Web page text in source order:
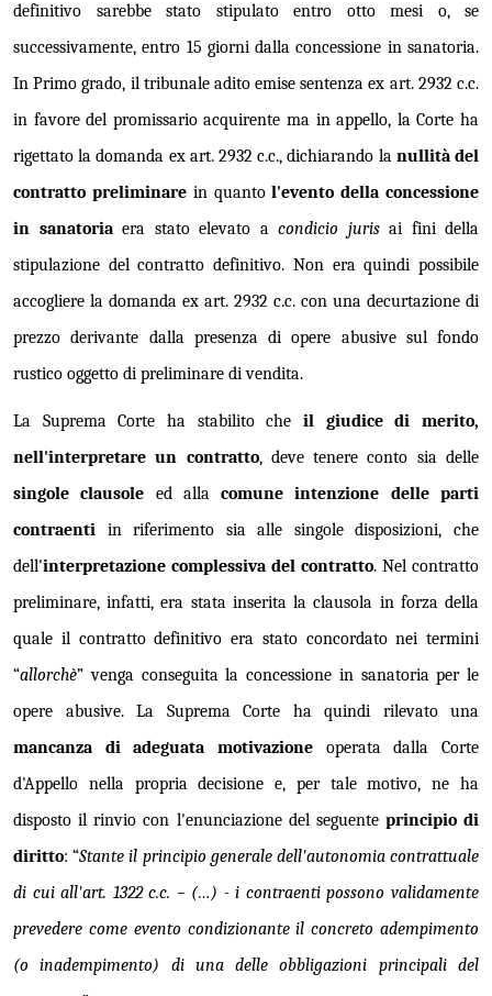
definitivo sarebbe stato stipulato entro otto mesi o, se
successivamente, entro 15 giorni dalla concessione in sanatoria.
In Primo grado, il tribunale adito emise sentenza ex art. 2932 c.c.
in favore del promissario acquirente ma in appello, la Corte ha
rigettato la domanda ex art. 2932 c.c., dichiarando la nullità del
contratto preliminarein quantol'evento della concessione
in sanatoriaera stato elevato a condicio jurisai fini della
stipulazione del contratto definitivo. Non era quindi possibile
accogliere la domanda ex art. 2932 c.c. con una decurtazione di
prezzo derivante dalla presenza di opere abusive sul fondo
rustico oggetto di preliminare di vendita.
La Suprema Corte ha stabilito che il giudice di merito,
nell'interpretare un contratto, deve tenere conto sia delle
singole clausole ed allacomune intenzione delle parti
contraenti in riferimento sia alle singole disposizioni, che
dell'interpretazione complessiva del contratto. Nel contratto
preliminare, infatti, era stata inserita la clausola in forza della
quale il contratto definitivo era stato concordato nei termini
“allorchè” venga conseguita la concessione in sanatoria per le
opere abusive. La Suprema Corte ha quindi rilevato una
mancanza di adeguata motivazione operata dalla Corte
d'Appello nella propria decisione e, per tale motivo, ne ha
disposto il rinvio con l'enunciazione del seguente principio di
diritto: “Stante il principio generale dell'autonomia contrattuale
di cui all'art. 1322 c.c. – (…) - i contraenti possono validamente
prevedere come evento condizionante il concreto adempimento
(o inadempimento) di una delle obbligazioni principali del